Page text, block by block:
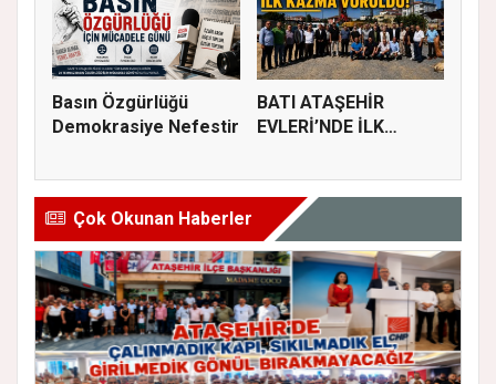
Basın Özgürlüğü
Demokrasiye Nefestir
BATI ATAŞEHİR
EVLERİ’NDE İLK
Çok Okunan Haberler